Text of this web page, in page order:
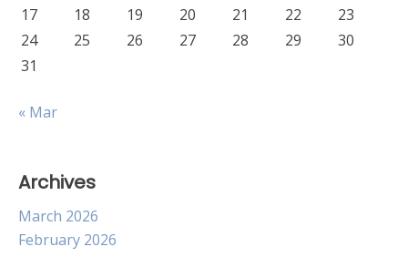
17
18 19 20 21 22
23
24
25 26 27 28 29
30
31
« Mar
Archives
March 2026
February 2026